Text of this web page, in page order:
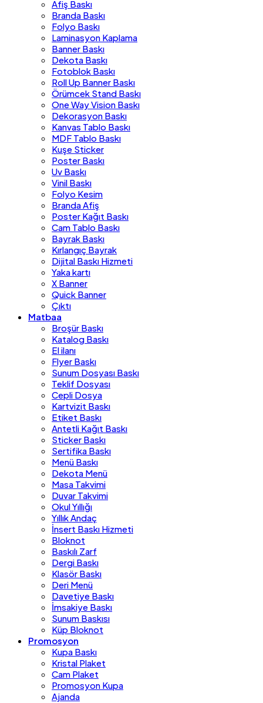
Afiş Baskı
Branda Baskı
Folyo Baskı
Laminasyon Kaplama
Banner Baskı
Dekota Baskı
Fotoblok Baskı
Roll Up Banner Baskı
Örümcek Stand Baskı
One Way Vision Baskı
Dekorasyon Baskı
Kanvas Tablo Baskı
MDF Tablo Baskı
Kuşe Sticker
Poster Baskı
Uv Baskı
Vinil Baskı
Folyo Kesim
Branda Afiş
Poster Kağıt Baskı
Cam Tablo Baskı
Bayrak Baskı
Kırlangıç Bayrak
Dijital Baskı Hizmeti
Yaka kartı
X Banner
Quick Banner
Çıktı
Matbaa
Broşür Baskı
Katalog Baskı
El ilanı
Flyer Baskı
Sunum Dosyası Baskı
Teklif Dosyası
Cepli Dosya
Kartvizit Baskı
Etiket Baskı
Antetli Kağıt Baskı
Sticker Baskı
Sertifika Baskı
Menü Baskı
Dekota Menü
Masa Takvimi
Duvar Takvimi
Okul Yıllığı
Yıllık Andaç
İnsert Baskı Hizmeti
Bloknot
Baskılı Zarf
Dergi Baskı
Klasör Baskı
Deri Menü
Davetiye Baskı
İmsakiye Baskı
Sunum Baskısı
Küp Bloknot
Promosyon
Kupa Baskı
Kristal Plaket
Cam Plaket
Promosyon Kupa
Ajanda